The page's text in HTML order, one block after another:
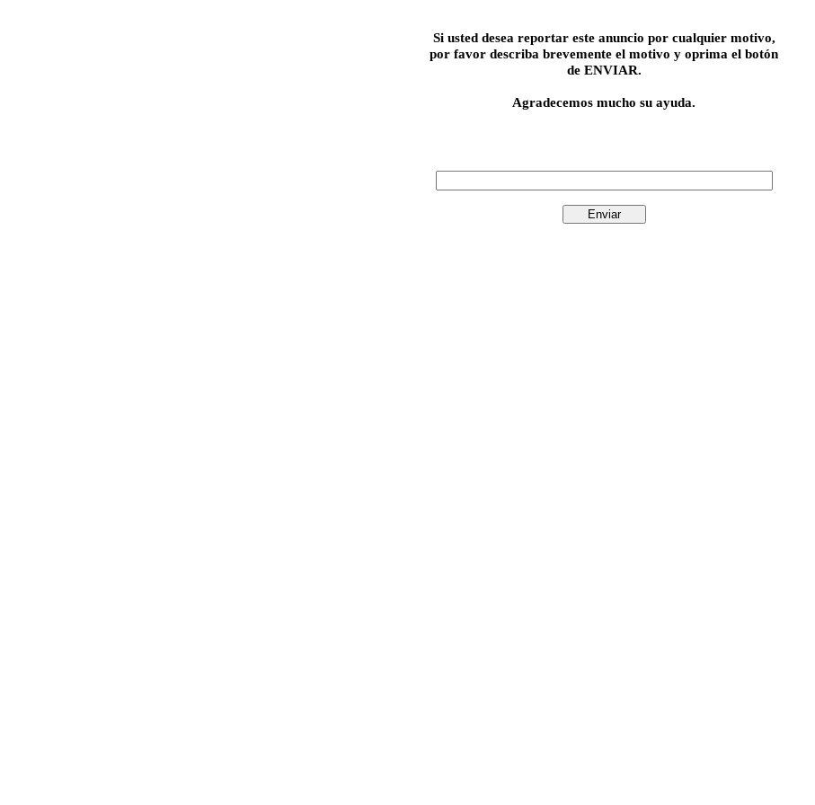
Si usted desea reportar este anuncio por cualquier motivo,
por favor describa brevemente el motivo y oprima el botón
de ENVIAR.
Agradecemos mucho su ayuda.